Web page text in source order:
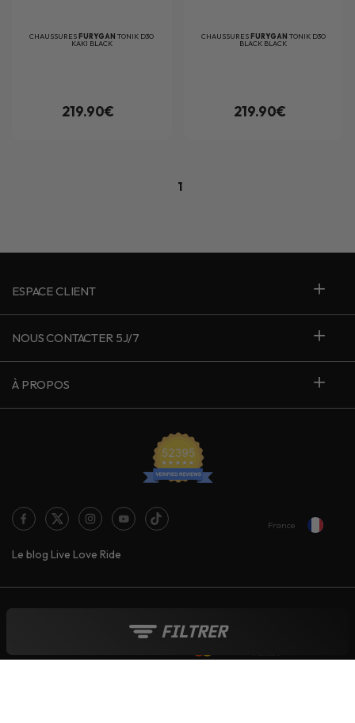
FILTRER
CHAUSSURES FURYGANTONIK D3O
KAKI BLACK
219.90€
CHAUSSURES FURYGAN TONIK D3O
BLACK BLACK
219.90€
1
ESPACE CLIENT
NOUS CONTACTER 5J/7
À PROPOS
Le blog Live Love Ride
France